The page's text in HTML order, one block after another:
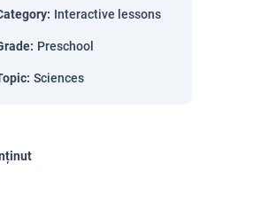
: Interactive lessons
: Preschool
: Sciences